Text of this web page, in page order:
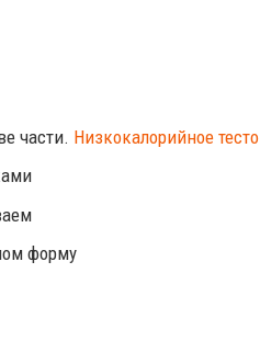
части. Низкокалорийное тесто
форму